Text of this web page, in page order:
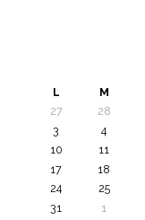
L M
27
28
3
4
10
11
17
18
24
25
31
1